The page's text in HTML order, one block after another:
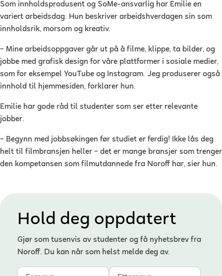
Som innholdsprodusent og SoMe-ansvarlig har Emilie en
variert arbeidsdag. Hun beskriver arbeidshverdagen sin som
innholdsrik, morsom og kreativ.
– Mine arbeidsoppgaver går ut på å filme, klippe, ta bilder, og
jobbe med grafisk design for våre plattformer i sosiale medier,
som for eksempel YouTube og Instagram. Jeg produserer også
innhold til hjemmesiden, forklarer hun.
Emilie har gode råd til studenter som ser etter relevante
jobber.
– Begynn med jobbsøkingen før studiet er ferdig! Ikke lås deg
helt til filmbransjen heller – det er mange bransjer som trenger
den kompetansen som filmutdannede fra Noroff har, sier hun.
Hold deg oppdatert
Gjør som tusenvis av studenter og få nyhetsbrev fra
Noroff. Du kan når som helst melde deg av.
Fornavn
Etternavn